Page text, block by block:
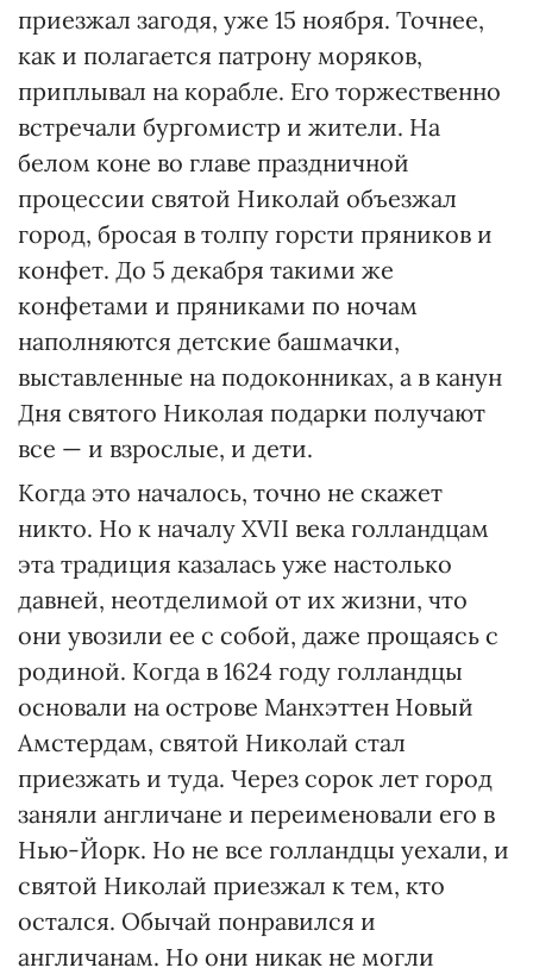
приезжал загодя, уже 15 ноября. Точнее,
как и полагается патрону моряков,
приплывал на корабле. Его торжественно
встречали бургомистр и жители. На
белом коне во главе праздничной
процессии святой Николай объезжал
город, бросая в толпу горсти пряников и
конфет. До 5 декабря такими же
конфетами и пряниками по ночам
наполняются детские башмачки,
выставленные на подоконниках, а в канун
Дня святого Николая подарки получают
все — и взрослые, и дети.
Когда это началось, точно не скажет
никто. Но к началу XVII века голландцам
эта традиция казалась уже настолько
давней, неотделимой от их жизни, что
они увозили ее с собой, даже прощаясь с
родиной. Когда в 1624 году голландцы
основали на ост­рове Манхэттен Новый
Амстер­дам, святой Николай стал
приезжать и туда. Через сорок лет город
заняли англичане и переименовали его в
Нью-Йорк. Но не все голландцы уехали, и
святой Николай приезжал к тем, кто
остался. Обычай понравился и
англичанам. Но они никак не могли